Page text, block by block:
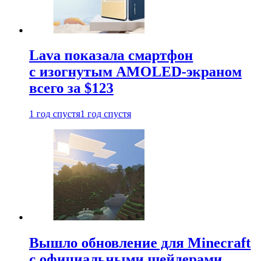
Lava показала смартфон
с изогнутым AMOLED-экраном
всего за $123
1 год спустя1 год спустя
Вышло обновление для Minecraft